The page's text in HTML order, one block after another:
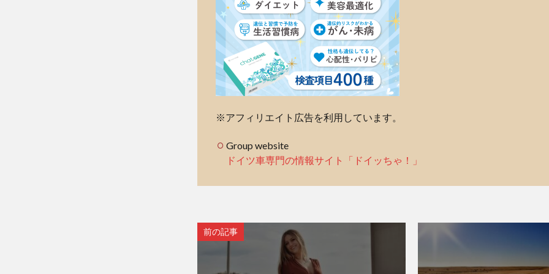
※アフィリエイト広告を利用しています。
Group website
ドイツ車専門の情報サイト「ドイッちゃ！」
前の記事